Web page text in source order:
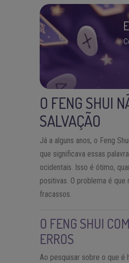
O FENG SHUI
SALVAÇÃO
Já a alguns anos, o Feng
que significava essas
ocidentais. Isso é ótimo,
positivas. O problema é
fracassos.
O FENG SHUI
ERROS
Ao pesquisar sobre o que é